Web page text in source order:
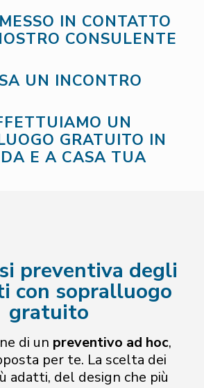
IN CONTATTO
CONSULENTE
UN INCONTRO
UN
GRATUITO IN
E A CASA TUA
preventiva degli
con sopralluogo
gratuito
di un preventivo ad hoc,
per te. La scelta dei
adatti, del design che più